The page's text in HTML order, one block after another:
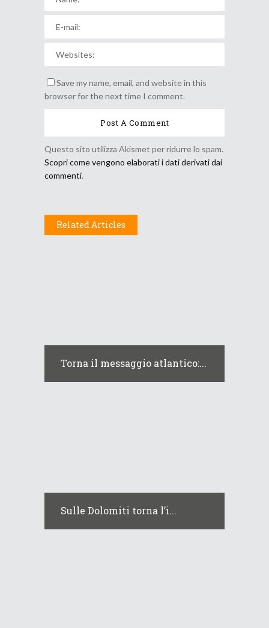
Save my name, email, and website in this
browser for the next time I comment.
Questo sito utilizza Akismet per ridurre lo spam.
Scopri come vengono elaborati i dati derivati dai
commenti.
Related Articles
Torna il messaggio atlantico:...
Sulle Dolomiti torna l’i...